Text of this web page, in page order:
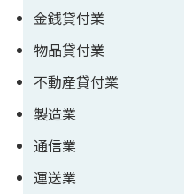
金銭貸付業
物品貸付業
不動産貸付業
製造業
通信業
運送業